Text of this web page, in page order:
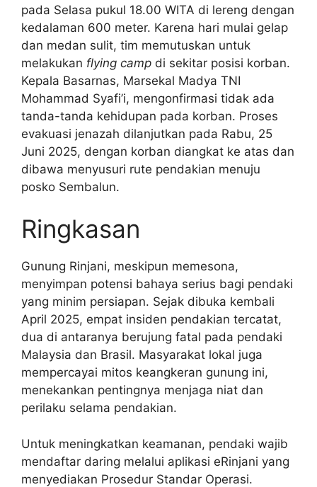
pada Selasa pukul 18.00 WITA di lereng dengan
kedalaman 600 meter. Karena hari mulai gelap
dan medan sulit, tim memutuskan untuk
melakukan flying camp di sekitar posisi korban.
Kepala Basarnas, Marsekal Madya TNI
Mohammad Syafi’i, mengonfirmasi tidak ada
tanda-tanda kehidupan pada korban. Proses
evakuasi jenazah dilanjutkan pada Rabu, 25
Juni 2025, dengan korban diangkat ke atas dan
dibawa menyusuri rute pendakian menuju
posko Sembalun.
Ringkasan
Gunung Rinjani, meskipun memesona,
menyimpan potensi bahaya serius bagi pendaki
yang minim persiapan. Sejak dibuka kembali
April 2025, empat insiden pendakian tercatat,
dua di antaranya berujung fatal pada pendaki
Malaysia dan Brasil. Masyarakat lokal juga
mempercayai mitos keangkeran gunung ini,
menekankan pentingnya menjaga niat dan
perilaku selama pendakian.
Untuk meningkatkan keamanan, pendaki wajib
mendaftar daring melalui aplikasi eRinjani yang
menyediakan Prosedur Standar Operasi.